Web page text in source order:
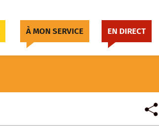
À MON SERVICE EN DIRECT